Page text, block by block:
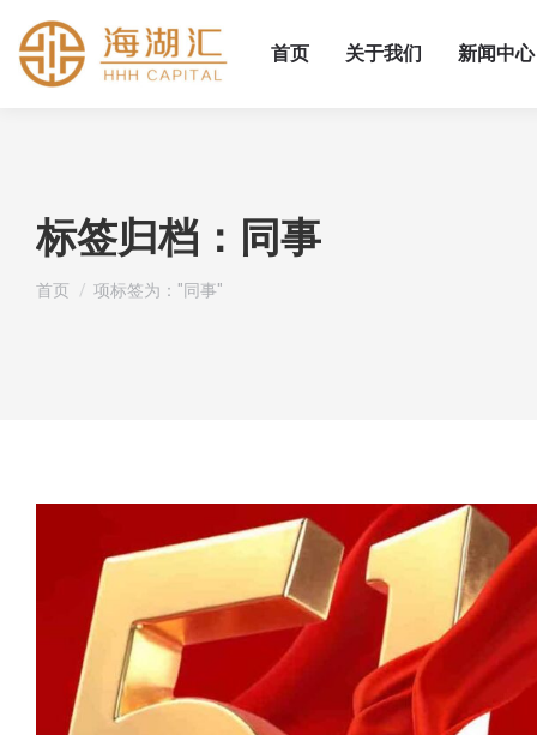
首页 关于我们 新闻中心
标签归档： 同事
您在这里：
首页 项标签为："同事"